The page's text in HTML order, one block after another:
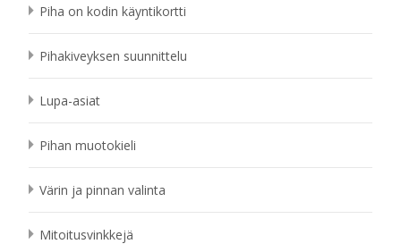
Piha on kodin käyntikortti
Pihakiveyksen suunnittelu
Lupa-asiat
Pihan muotokieli
Värin ja pinnan valinta
Mitoitusvinkkejä